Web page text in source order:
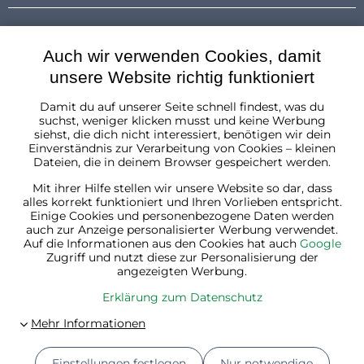
Österreich
Auch wir verwenden Cookies, damit
unsere Website richtig funktioniert
Damit du auf unserer Seite schnell findest, was du
suchst, weniger klicken musst und keine Werbung
siehst, die dich nicht interessiert, benötigen wir dein
Einverständnis zur Verarbeitung von Cookies – kleinen
Dateien, die in deinem Browser gespeichert werden.
Mit ihrer Hilfe stellen wir unsere Website so dar, dass
alles korrekt funktioniert und Ihren Vorlieben entspricht.
Einige Cookies und personenbezogene Daten werden
auch zur Anzeige personalisierter Werbung verwendet.
Auf die Informationen aus den Cookies hat auch Google
Zugriff und nutzt diese zur Personalisierung der
angezeigten Werbung.
Erklärung zum Datenschutz